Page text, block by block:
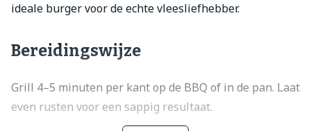
ideale burger voor de echte vleesliefhebber.
Bereidingswijze
Grill 4–5 minuten per kant op de BBQ of in de pan. Laat
even rusten voor een sappig resultaat.